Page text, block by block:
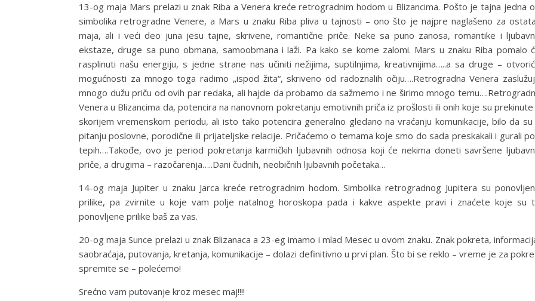
13-og maja Mars prelazi u znak Riba a Venera kreće retrogradnim hodom u Blizancima. Pošto je tajna jedna
simbolika retrogradne Venere, a Mars u znaku Riba pliva u tajnosti – ono što je najpre naglašeno za
maja, ali i veći deo juna jesu tajne, skrivene, romantične priče. Neke sa puno zanosa, romantike i
ekstaze, druge sa puno obmana, samoobmana i laži. Pa kako se kome zalomi. Mars u znaku Riba pomalo
rasplinuti našu energiju, s jedne strane nas učiniti nežijima, suptilnjima, kreativnijima…..a sa druge –
mogućnosti za mnogo toga radimo „ispod žita“, skriveno od radoznalih očiju….Retrogradna Venera
mnogo dužu priču od ovih par redaka, ali hajde da probamo da sažmemo i ne širimo mnogo
Venera u Blizancima da, potencira na nanovnom pokretanju emotivnih priča iz prošlosti ili onih koje su prekinute
skorijem vremenskom periodu, ali isto tako potencira generalno gledano na vraćanju komunikacije, bilo da su
pitanju poslovne, porodične ili prijateljske relacije. Pričaćemo o temama koje smo do sada preskakali i gurali
tepih….Takođe, ovo je period pokretanja karmičkih ljubavnih odnosa koji će nekima doneti savršene
priče, a drugima – razočarenja…..Dani čudnih, neobičnih ljubavnih početaka…
14-og maja Jupiter u znaku Jarca kreće retrogradnim hodom. Simbolika retrogradnog Jupitera su
prilike, pa zvirnite u koje vam polje natalnog horoskopa pada i kakve aspekte pravi i znaćete koje su
ponovljene prilike baš za vas.
20-og maja Sunce prelazi u znak Blizanaca a 23-eg imamo i mlad Mesec u ovom znaku. Znak pokreta,
saobraćaja, putovanja, kretanja, komunikacije – dolazi definitivno u prvi plan. Što bi se reklo – vreme je za
spremite se – polećemo!
Srećno vam putovanje kroz mesec maj!!!!